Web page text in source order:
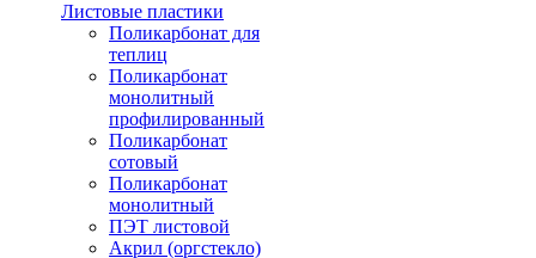
Листовые пластики
Поликарбонат для
теплиц
Поликарбонат
монолитный
профилированный
Поликарбонат
сотовый
Поликарбонат
монолитный
ПЭТ листовой
Акрил (оргстекло)